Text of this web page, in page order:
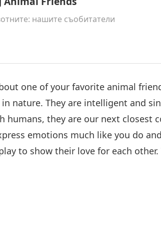
нашите съобитатели
one of your favorite animal
nature. They are intelligent and
humans, they are our next closest
emotions much like you do
to show their love for each